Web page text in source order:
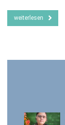
weiterlesen